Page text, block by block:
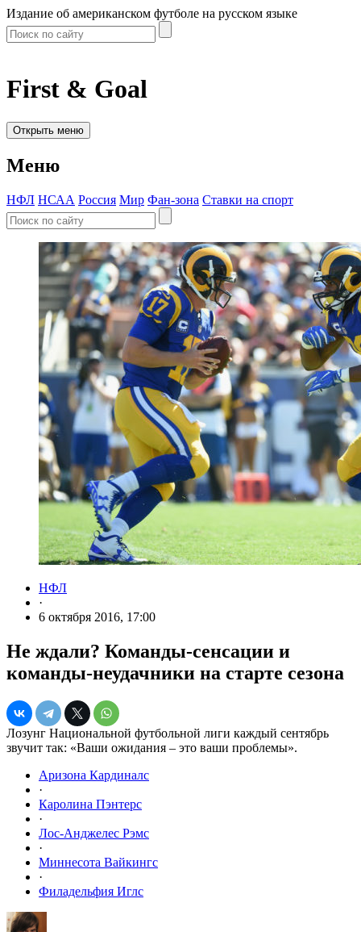
Издание об американском футболе на русском языке
First & Goal
Открыть меню
Меню
НФЛ НСАА Россия Мир Фан-зона Ставки на спорт
НФЛ
·
6 октября 2016, 17:00
Не ждали? Команды-сенсации и
команды-неудачники на старте сезона
Лозунг Национальной футбольной лиги каждый сентябрь
звучит так: «Ваши ожидания – это ваши проблемы».
Аризона Кардиналс
·
Каролина Пэнтерс
·
Лос-Анджелес Рэмс
·
Миннесота Вайкингс
·
Филадельфия Иглс